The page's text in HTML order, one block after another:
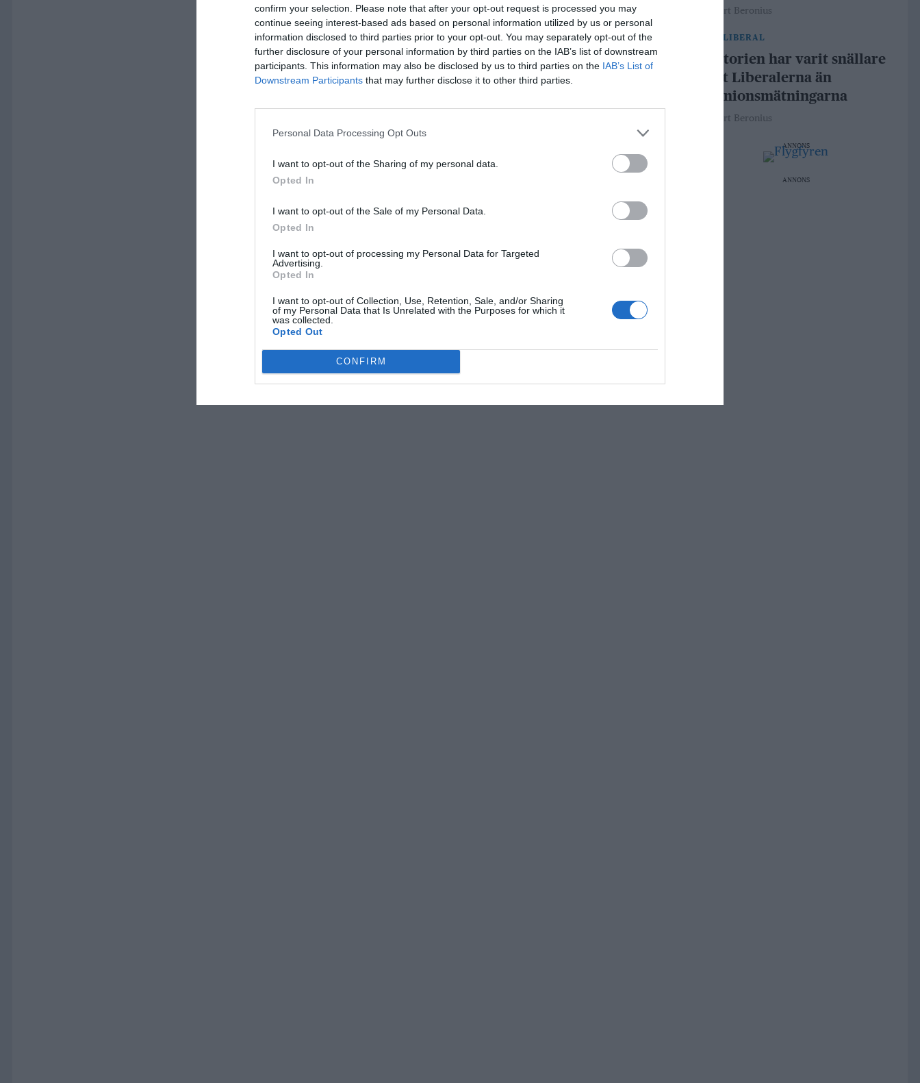
confirm your selection. Please note that after your opt-out request is processed you may
continue seeing interest-based ads based on personal information utilized by us or personal
information disclosed to third parties prior to your opt-out. You may separately opt-out of the
further disclosure of your personal information by third parties on the IAB’s list of downstream
participants. This information may also be disclosed by us to third parties on the IAB’s List of
Downstream Participants that may further disclose it to other third parties.
Personal Data Processing Opt Outs
I want to opt-out of the Sharing of my personal data.
Opted In
I want to opt-out of the Sale of my Personal Data.
Opted In
I want to opt-out of processing my Personal Data for Targeted
Advertising.
Opted In
I want to opt-out of Collection, Use, Retention, Sale, and/or Sharing
of my Personal Data that Is Unrelated with the Purposes for which it
was collected.
Opted Out
CONFIRM
Robert Beronius
LIBERAL
Historien har varit snällare
mot Liberalerna än
opinionsmätningarna
Robert Beronius
ANNONS
ANNONS